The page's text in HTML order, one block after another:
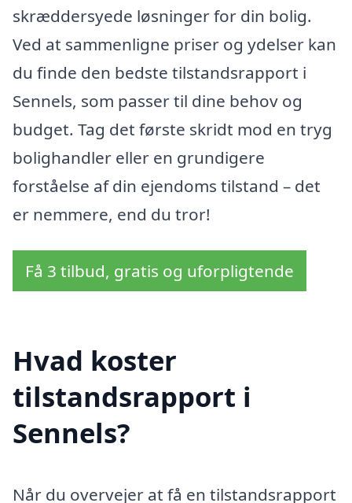
skræddersyede løsninger for din bolig.
Ved at sammenligne priser og ydelser kan
du finde den bedste tilstandsrapport i
Sennels, som passer til dine behov og
budget. Tag det første skridt mod en tryg
bolighandler eller en grundigere
forståelse af din ejendoms tilstand – det
er nemmere, end du tror!
Få 3 tilbud, gratis og uforpligtende
Hvad koster
tilstandsrapport i
Sennels?
Når du overvejer at få en tilstandsrapport